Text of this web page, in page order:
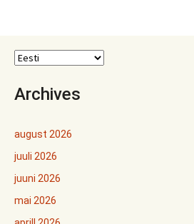
Archives
august 2026
juuli 2026
juuni 2026
mai 2026